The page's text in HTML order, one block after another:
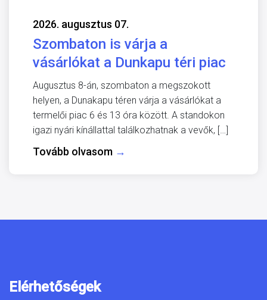
2026. augusztus 07.
Szombaton is várja a
vásárlókat a Dunkapu téri piac
Augusztus 8-án, szombaton a megszokott
helyen, a Dunakapu téren várja a vásárlókat a
termelői piac 6 és 13 óra között. A standokon
igazi nyári kínállattal találkozhatnak a vevők, […]
Tovább olvasom →
Elérhetőségek